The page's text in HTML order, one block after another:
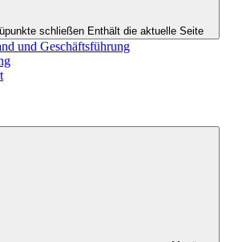
schließen Enthält die aktuelle Seite
und Geschäftsführung